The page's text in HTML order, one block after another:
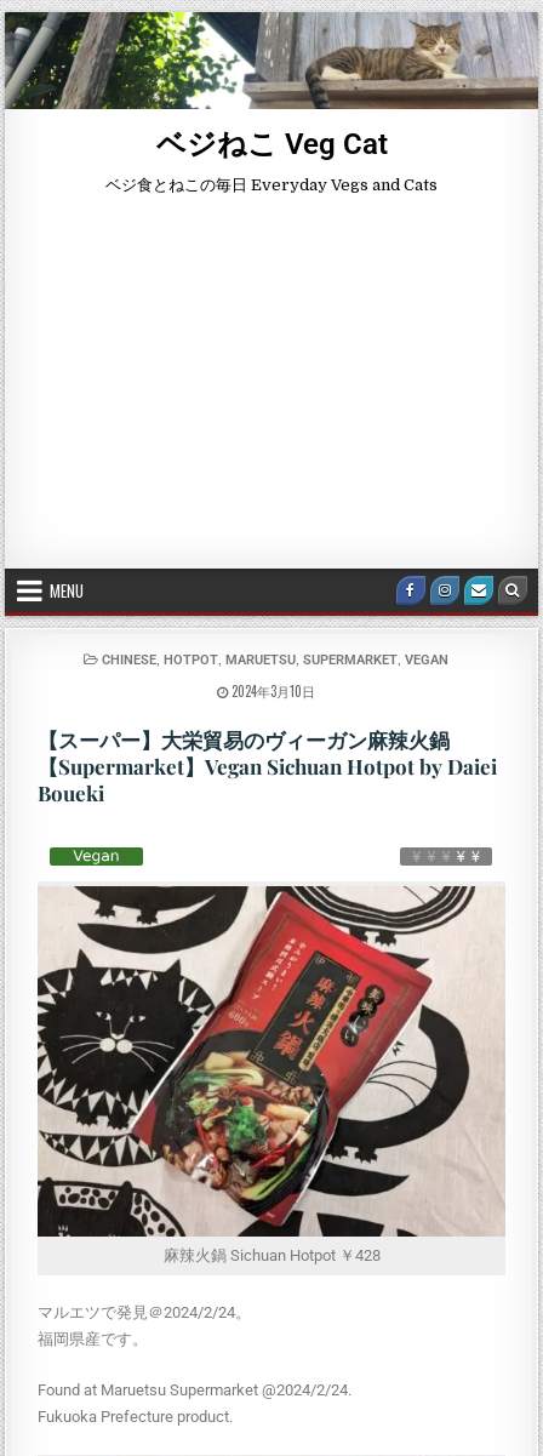
ベジねこ Veg Cat
ベジ食とねこの毎日 Everyday Vegs and Cats
MENU
CHINESE, HOTPOT, MARUETSU, SUPERMARKET, VEGAN
2024年3月10日
【スーパー】大栄貿易のヴィーガン麻辣火鍋
【Supermarket】Vegan Sichuan Hotpot by Daiei
Boueki
麻辣火鍋 Sichuan Hotpot ￥428
マルエツで発見＠2024/2/24。
福岡県産です。
Found at Maruetsu Supermarket @2024/2/24.
Fukuoka Prefecture product.